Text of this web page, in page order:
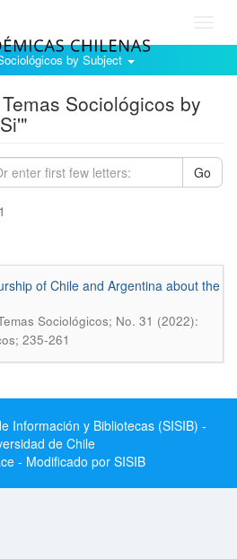
by Subject
Sociológicos by
Go
of Chile and Argentina about the
Sociológicos; No. 31 (2022):
235-261
Información y Bibliotecas (SISIB) -
de Chile
- Modificado por SISIB